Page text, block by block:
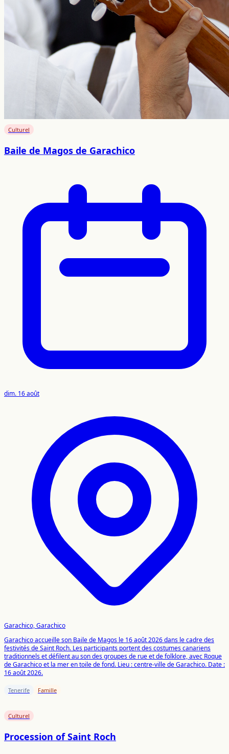
Culturel
Baile de Magos de Garachico
dim. 16 août
Garachico, Garachico
Garachico accueille son Baile de Magos le 16 août 2026 dans le cadre des
festivités de Saint Roch. Les participants portent des costumes canariens
traditionnels et défilent au son des groupes de rue et de folklore, avec Roque
de Garachico et la mer en toile de fond. Lieu : centre-ville de Garachico. Date :
16 août 2026.
Tenerife Famille
Culturel
Procession of Saint Roch